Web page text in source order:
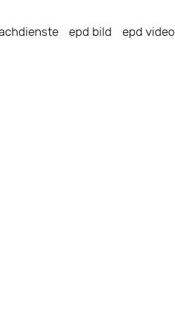
epd bild epd video